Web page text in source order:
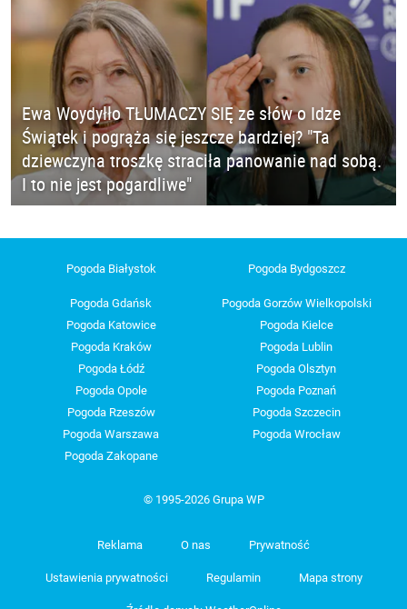
Ewa Woydyłło TŁUMACZY SIĘ ze słów o Idze
Świątek i pogrąża się jeszcze bardziej? "Ta
dziewczyna troszkę straciła panowanie nad sobą.
I to nie jest pogardliwe"
Pogoda Białystok Pogoda Bydgoszcz
Pogoda Gdańsk
Pogoda Gorzów Wielkopolski
Pogoda Katowice
Pogoda Kielce
Pogoda Kraków
Pogoda Lublin
Pogoda Łódź
Pogoda Olsztyn
Pogoda Opole
Pogoda Poznań
Pogoda Rzeszów
Pogoda Szczecin
Pogoda Warszawa
Pogoda Wrocław
Pogoda Zakopane
© 1995-2026 Grupa WP
Reklama O nas Prywatność
Ustawienia prywatności Regulamin Mapa strony